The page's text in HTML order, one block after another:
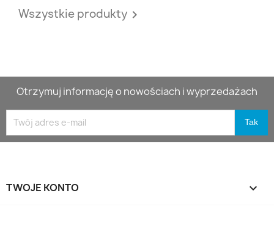
Wszystkie produkty 
Otrzymuj informację o nowościach i wyprzedażach
TWOJE KONTO 